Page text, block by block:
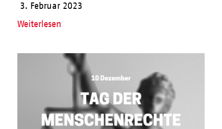
3. Februar 2023
Weiterlesen